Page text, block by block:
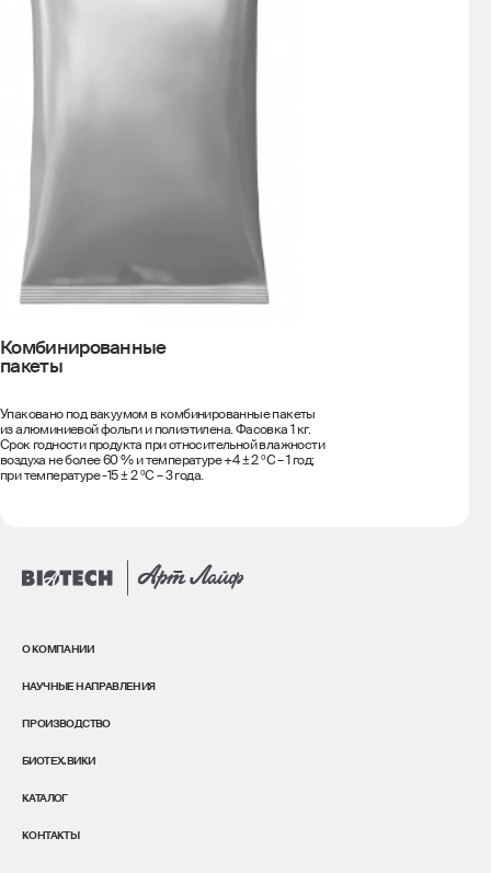
Комбинированные
пакеты
Упаковано под вакуумом в комбинированные пакеты
из алюминиевой фольги и полиэтилена. Фасовка 1 кг.
Срок годности продукта при относительной влажности
воздуха не более 60 % и температуре +4 ± 2 ºС – 1 год;
при температуре -15 ± 2 ºС – 3 года.
О КОМПАНИИ
НАУЧНЫЕ НАПРАВЛЕНИЯ
ПРОИЗВОДСТВО
БИОТЕХ.ВИКИ
КАТАЛОГ
КОНТАКТЫ